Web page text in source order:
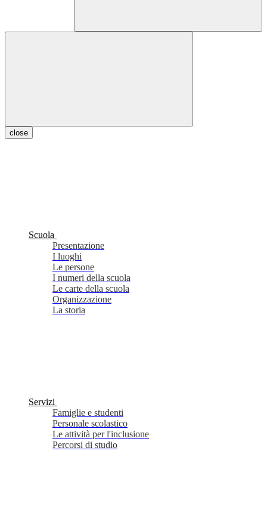
close
Scuola
Presentazione
I luoghi
Le persone
I numeri della scuola
Le carte della scuola
Organizzazione
La storia
Servizi
Famiglie e studenti
Personale scolastico
Le attività per l'inclusione
Percorsi di studio